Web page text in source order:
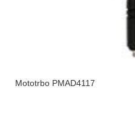
Mototrbo PMAD4117